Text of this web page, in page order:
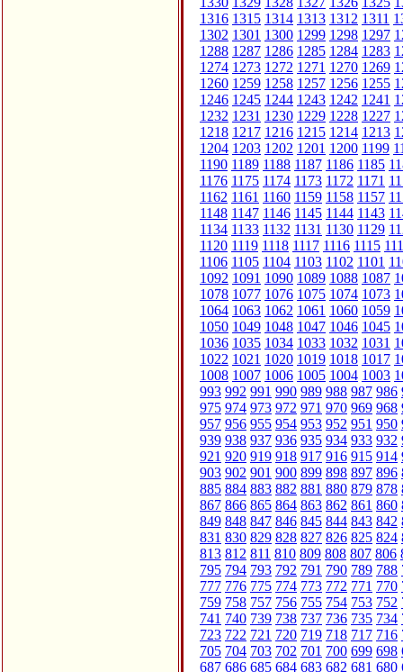
1316 1315 1314 1313 1312 1311
1302 1301 1300 1299 1298 1297
1288 1287 1286 1285 1284 1283
1274 1273 1272 1271 1270 1269
1260 1259 1258 1257 1256 1255
1246 1245 1244 1243 1242 1241
1232 1231 1230 1229 1228 1227
1218 1217 1216 1215 1214 1213
1204 1203 1202 1201 1200 1199
1190 1189 1188 1187 1186 1185
1176 1175 1174 1173 1172 1171
1162 1161 1160 1159 1158 1157
1148 1147 1146 1145 1144 1143
1134 1133 1132 1131 1130 1129
1120 1119 1118 1117 1116 1115
1106 1105 1104 1103 1102 1101
1092 1091 1090 1089 1088 1087
1078 1077 1076 1075 1074 1073
1064 1063 1062 1061 1060 1059
1050 1049 1048 1047 1046 1045
1036 1035 1034 1033 1032 1031
1022 1021 1020 1019 1018 1017
1008 1007 1006 1005 1004 1003
993 992 991 990 989 988 987 986
975 974 973 972 971 970 969 968
957 956 955 954 953 952 951 950
939 938 937 936 935 934 933 932
921 920 919 918 917 916 915 914
903 902 901 900 899 898 897 896
885 884 883 882 881 880 879 878
867 866 865 864 863 862 861 860
849 848 847 846 845 844 843 842
831 830 829 828 827 826 825 824
813 812 811 810 809 808 807 806
795 794 793 792 791 790 789 788
777 776 775 774 773 772 771 770
759 758 757 756 755 754 753 752
741 740 739 738 737 736 735 734
723 722 721 720 719 718 717 716
705 704 703 702 701 700 699 698
687 686 685 684 683 682 681 680